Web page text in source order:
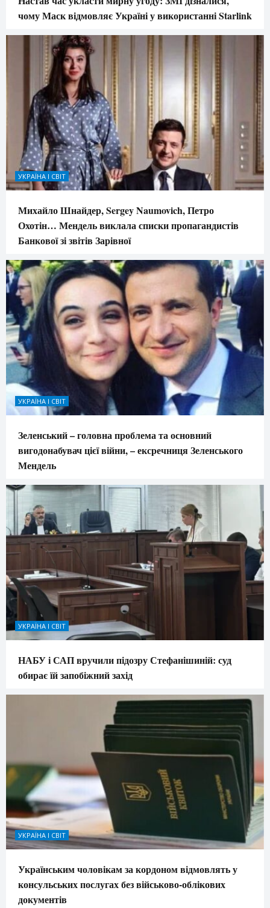
чому Маск відмовляє Україні у використанні Starlink
УКРАЇНА І СВІТ
Михайло Шнайдер, Sergey Naumovich, Петро
Охотін… Мендель виклала списки пропагандистів
Банкової зі звітів Зарівної
УКРАЇНА І СВІТ
Зеленський – головна проблема та основний
вигодонабувач цієї війни, – ексречниця Зеленського
Мендель
УКРАЇНА І СВІТ
НАБУ і САП вручили підозру Стефанішиній: суд
обирає їй запобіжний захід
УКРАЇНА І СВІТ
Українським чоловікам за кордоном відмовлять у
консульських послугах без військово-облікових
документів